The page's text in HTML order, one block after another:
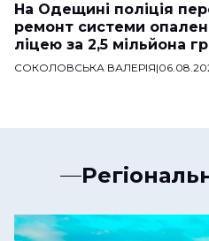
На Одещині поліція
ремонт системи
ліцею за 2,5 мільйона
СОКОЛОВСЬКА ВАЛЕРІЯ|